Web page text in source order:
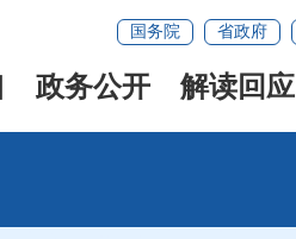
国务院 省政府
政务公开 解读回应